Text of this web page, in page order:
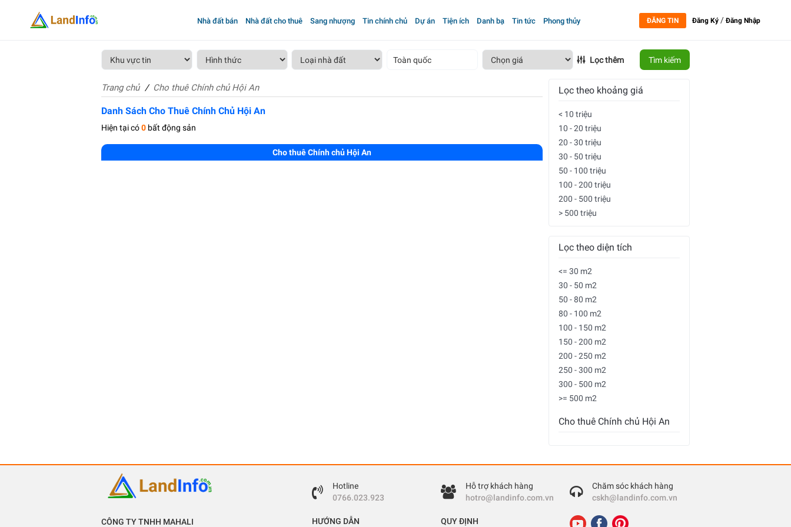
Nhà đất bán Nhà đất cho thuê Sang nhượng Tin chính chủ Dự án Tiện ích Danh bạ Tin tức Phong thủy ĐĂNG TIN Đăng Ký /Đăng Nhập
Toàn quốc Lọc thêm Tìm kiếm
Trang chủ Cho thuê Chính chủ Hội An
Danh Sách Cho Thuê Chính Chủ Hội An
Hiện tại có0 bất động sản
Cho thuê Chính chủ Hội An
Lọc theo khoảng giá
< 10 triệu
10 - 20 triệu
20 - 30 triệu
30 - 50 triệu
50 - 100 triệu
100 - 200 triệu
200 - 500 triệu
> 500 triệu
Lọc theo diện tích
<= 30 m2
30 - 50 m2
50 - 80 m2
80 - 100 m2
100 - 150 m2
150 - 200 m2
200 - 250 m2
250 - 300 m2
300 - 500 m2
>= 500 m2
Cho thuê Chính chủ Hội An
CÔNG TY TNHH MAHALI
Hotline
0766.023.923
Hỗ trợ khách hàng
hotro@landinfo.com.vn
Chăm sóc khách hàng
cskh@landinfo.com.vn
HƯỚNG DẪN QUY ĐỊNH